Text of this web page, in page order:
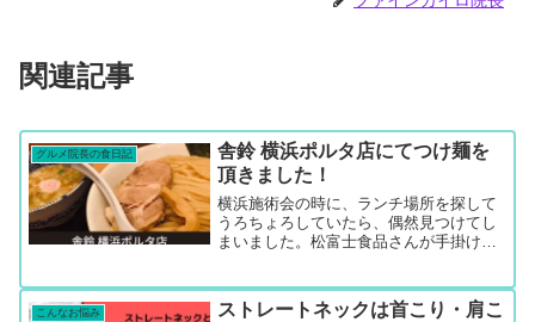
関連記事
グルメ院長の食日記
舎鈴 横浜ポルタ店にてつけ麺を
頂きました！
横浜施術会の時に、ランチ場所を探して
うろちょろしていたら、偶然見つけてし
まいました。松富士食品さんが手掛け
中央郵便局前の出入り口【C】から降り
てすぐ見つかりました！混...
こんなお悩み
ストレートネックは首こり・肩こ